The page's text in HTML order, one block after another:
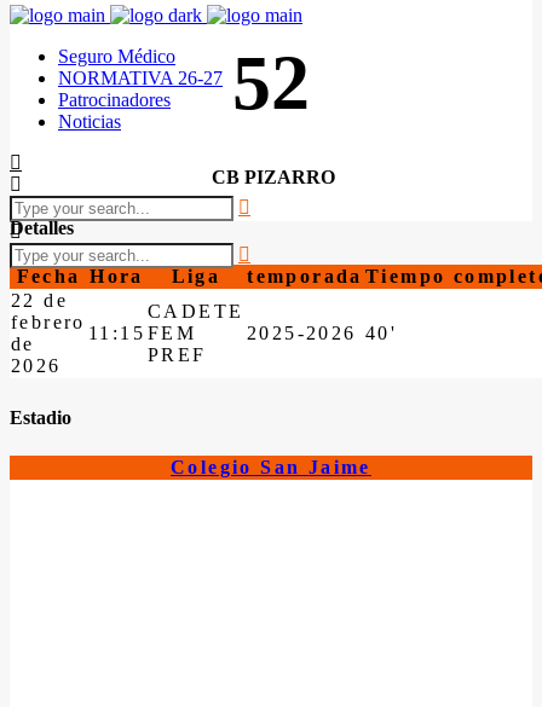
Seguro Médico
NORMATIVA 26-27
Patrocinadores
Noticias
52
CB PIZARRO
Detalles
Fecha Hora Liga temporada Tiempo
22 de
febrero
de
2026
11:15
CADETE
FEM
PREF
2025-2026 40'
Estadio
Colegio San Jaime